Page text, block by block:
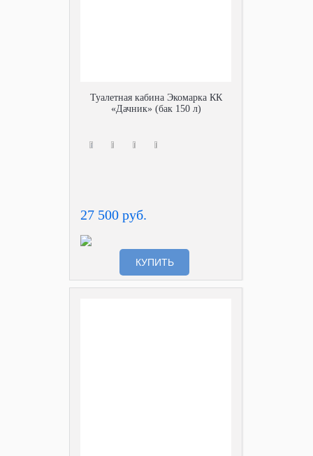
Туалетная кабина Экомарка КК
«Дачник» (бак 150 л)
27 500 руб.
КУПИТЬ